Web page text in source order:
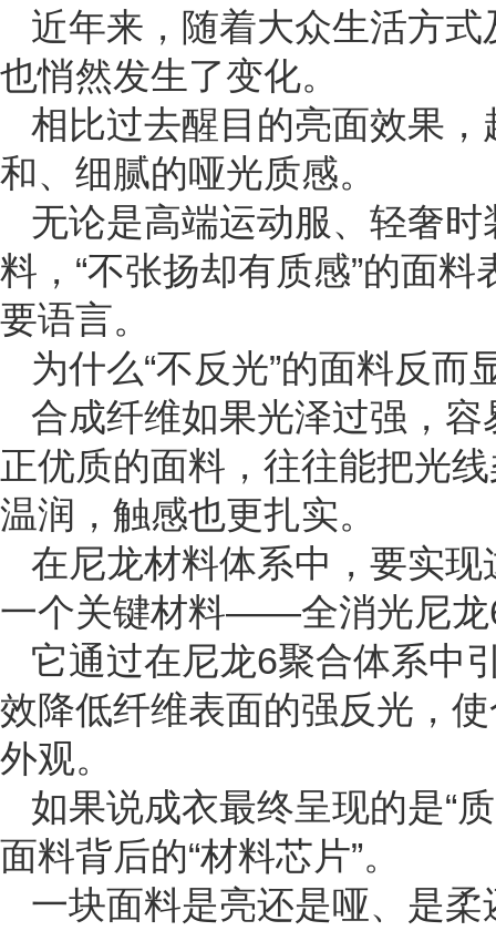
近年来，随着大众生活方
也悄然发生了变化。
相比过去醒目的亮面效果
和、细腻的哑光质感。
无论是高端运动服、轻奢
料，“不张扬却有质感”的面
要语言。
为什么“不反光”的面料反
合成纤维如果光泽过强，
正优质的面料，往往能把光
温润，触感也更扎实。
在尼龙材料体系中，要实
一个关键材料——全消光尼龙
它通过在尼龙6聚合体系中
效降低纤维表面的强反光，
外观。
如果说成衣最终呈现的是“
面料背后的“材料芯片”。
一块面料是亮还是哑、是